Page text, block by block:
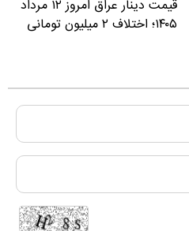
قیمت دینار عراق امروز ۱۲ مرداد
۱۴۰۵؛ اختلاف ۲ میلیون تومانی